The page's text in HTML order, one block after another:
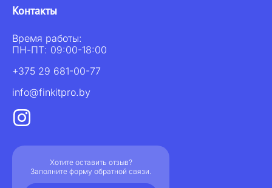
Контакты
Время работы:
ПН-ПТ: 09:00-18:00
+375 29 681-00-77
info@finkitpro.by
Хотите оставить отзыв?
Заполните форму обратной связи.